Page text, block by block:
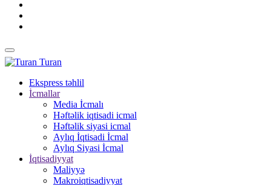
Turan
Ekspress təhlil
İcmallar
Media İcmalı
Həftəlik iqtisadi icmal
Həftəlik siyasi icmal
Aylıq İqtisadi İcmal
Aylıq Siyasi İcmal
İqtisadiyyat
Maliyyə
Makroiqtisadiyyat